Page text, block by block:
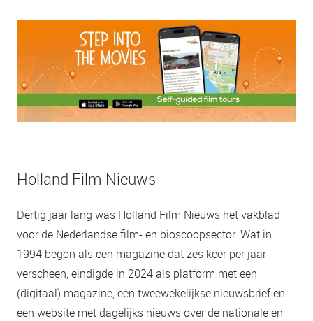
Holland Film Nieuws
Dertig jaar lang was Holland Film Nieuws het vakblad
voor de Nederlandse film- en bioscoopsector. Wat in
1994 begon als een magazine dat zes keer per jaar
verscheen, eindigde in 2024 als platform met een
(digitaal) magazine, een tweewekelijkse nieuwsbrief en
een website met dagelijks nieuws over de nationale en